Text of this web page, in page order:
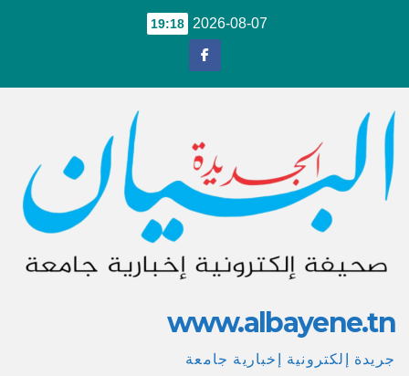
2026-08-07
19:18
www.albayene.tn
جريدة إلكترونية إخبارية جامعة